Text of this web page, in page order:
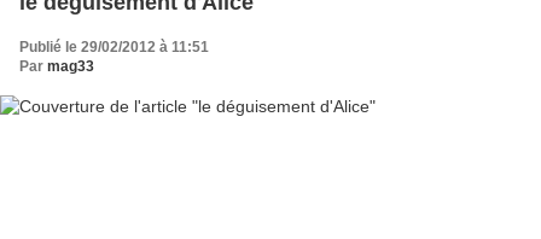
Publié le 29/02/2012 à 11:51
Par mag33